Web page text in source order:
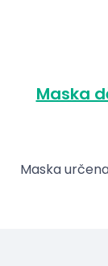
Maska
Maska